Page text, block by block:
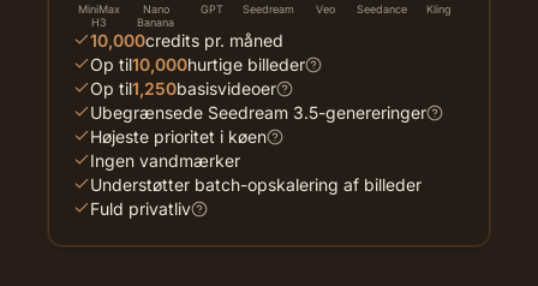
MiniMax
H3
Nano
Banana
GPT Seedream Veo Seedance Kling
10,000credits pr. måned
Op til10,000hurtige billeder
Op til1,250basisvideoer
Ubegrænsede Seedream 3.5-genereringer
Højeste prioritet i køen
Ingen vandmærker
Understøtter batch-opskalering af billeder
Fuld privatliv